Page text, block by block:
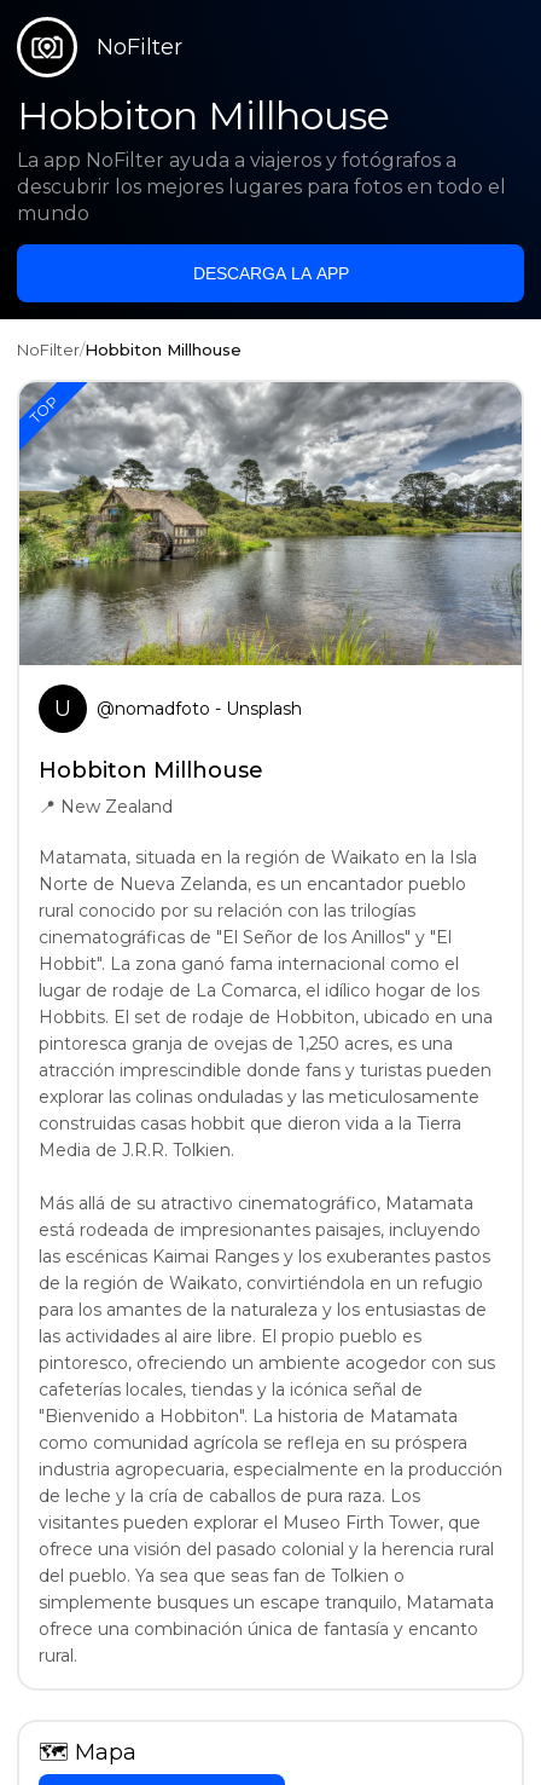
NoFilter
Hobbiton Millhouse
La app NoFilter ayuda a viajeros y fotógrafos a
descubrir los mejores lugares para fotos en todo el
mundo
DESCARGA LA APP
NoFilter/Hobbiton Millhouse
U @nomadfoto - Unsplash
Hobbiton Millhouse
📍 New Zealand
Matamata, situada en la región de Waikato en la Isla
Norte de Nueva Zelanda, es un encantador pueblo
rural conocido por su relación con las trilogías
cinematográficas de "El Señor de los Anillos" y "El
Hobbit". La zona ganó fama internacional como el
lugar de rodaje de La Comarca, el idílico hogar de los
Hobbits. El set de rodaje de Hobbiton, ubicado en una
pintoresca granja de ovejas de 1,250 acres, es una
atracción imprescindible donde fans y turistas pueden
explorar las colinas onduladas y las meticulosamente
construidas casas hobbit que dieron vida a la Tierra
Media de J.R.R. Tolkien.
Más allá de su atractivo cinematográfico, Matamata
está rodeada de impresionantes paisajes, incluyendo
las escénicas Kaimai Ranges y los exuberantes pastos
de la región de Waikato, convirtiéndola en un refugio
para los amantes de la naturaleza y los entusiastas de
las actividades al aire libre. El propio pueblo es
pintoresco, ofreciendo un ambiente acogedor con sus
cafeterías locales, tiendas y la icónica señal de
"Bienvenido a Hobbiton". La historia de Matamata
como comunidad agrícola se refleja en su próspera
industria agropecuaria, especialmente en la producción
de leche y la cría de caballos de pura raza. Los
visitantes pueden explorar el Museo Firth Tower, que
ofrece una visión del pasado colonial y la herencia rural
del pueblo. Ya sea que seas fan de Tolkien o
simplemente busques un escape tranquilo, Matamata
ofrece una combinación única de fantasía y encanto
rural.
TOP
🗺 Mapa